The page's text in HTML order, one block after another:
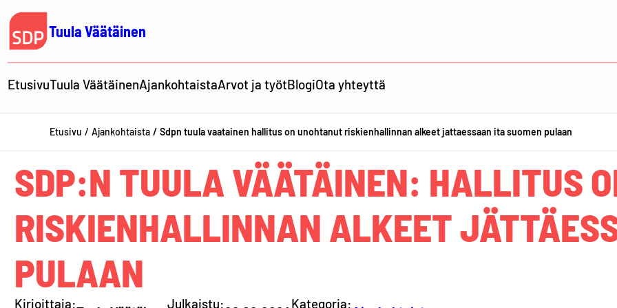
Siirry
sisältöönTuula Väätäinen
EtusivuTuula VäätäinenAjankohtaistaArvot ja työtBlogiOta yhteyttä
Etusivu Ajankohtaista Sdpn tuula vaatainen hallitus on unohtanut riskienhallinnan alkeet jattaessaan ita suomen pulaan
SDP:N TUULA VÄÄTÄINEN: HALLITUS
RISKIENHALLINNAN ALKEET
PULAAN
Kirjoittaja: Julkaistu: Kategoria: